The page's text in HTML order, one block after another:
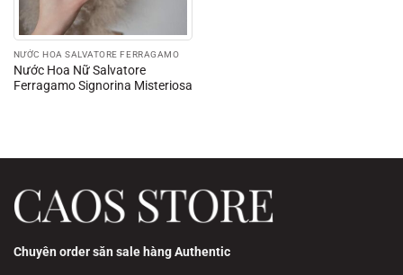
NƯỚC HOA SALVATORE FERRAGAMO
Nước Hoa Nữ Salvatore
Ferragamo Signorina Misteriosa
Chuyên order săn sale hàng Authentic